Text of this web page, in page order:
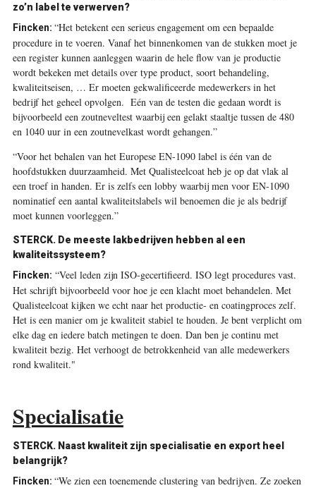
zo’n label te verwerven?
Fincken: “Het betekent een serieus engagement om een bepaalde
procedure in te voeren. Vanaf het binnenkomen van de stukken moet je
een register kunnen aanleggen waarin de hele flow van je productie
wordt bekeken met details over type product, soort behandeling,
kwaliteitseisen, … Er moeten gekwalificeerde medewerkers in het
bedrijf het geheel opvolgen. Eén van de testen die gedaan wordt is
bijvoorbeeld een zoutneveltest waarbij een gelakt staaltje tussen de 480
en 1040 uur in een zoutnevelkast wordt gehangen.”
“Voor het behalen van het Europese EN-1090 label is één van de
hoofdstukken duurzaamheid. Met Qualisteelcoat heb je op dat vlak al
een troef in handen. Er is zelfs een lobby waarbij men voor EN-1090
nominatief een aantal kwaliteitslabels wil benoemen die je als bedrijf
moet kunnen voorleggen.”
STERCK. De meeste lakbedrijven hebben al een
kwaliteitssysteem?
Fincken: “Veel leden zijn ISO-gecertifieerd. ISO legt procedures vast.
Het schrijft bijvoorbeeld voor hoe je een klacht moet behandelen. Met
Qualisteelcoat kijken we echt naar het productie- en coatingproces zelf.
Het is een manier om je kwaliteit stabiel te houden. Je bent verplicht om
elke dag en iedere batch metingen te doen. Dan ben je continu met
kwaliteit bezig. Het verhoogt de betrokkenheid van alle medewerkers
rond kwaliteit."
Specialisatie
STERCK. Naast kwaliteit zijn specialisatie en export heel
belangrijk?
Fincken: “We zien een toenemende clustering van bedrijven. Ze zoeken